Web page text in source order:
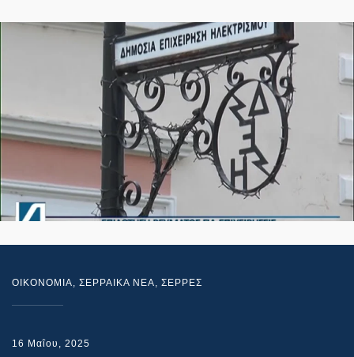
ΟΙΚΟΝΟΜΙΑ, ΣΕΡΡΑΙΚΑ ΝΕΑ, ΣΕΡΡΕΣ
16 Μαΐου, 2025